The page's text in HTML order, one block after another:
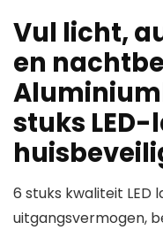
Vul licht,
en
stuks
6 stuks kwaliteit LED
uitgangsvermogen,